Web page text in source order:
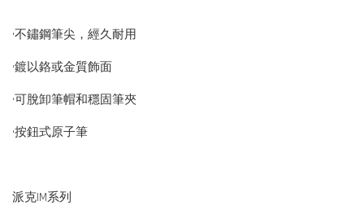
•不鏽鋼筆尖，經久耐用
•鍍以鉻或金質飾面
•可脫卸筆帽和穩固筆夾
•按鈕式原子筆
派克IM系列